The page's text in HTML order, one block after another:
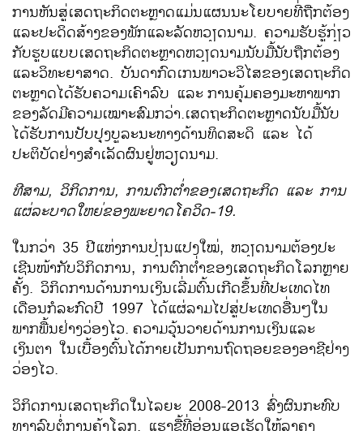
ການ​ຫັນ​ສູ່​ເສ​ດຖະກິດ​ຕະຫຼາດ​ແມ່ນ​ແຜນ​ນະ​ໂຍບາຍ​ທີ່​ຖືກຕ້ອງ
​ແລະ​ປະດິດ​ສ້າງ​ຂອງ​ພັກ​ແລະ​ລັດ​ຫວຽດນາມ. ຄວາມ​ຮັບ​ຮູ້​ກ່ຽວ​
ກັບ​ຮູບ​ແບບ​ເສດຖະກິດ​ຕະຫຼາດ​ຫວຽດນາມ​ນັບ​ມື້​ນັບຖື​ກຕ້ອງ​
ແລະ​ວິທະຍາສາດ. ບັນດາ​ກົດ​ເກນພາວະ​ວິ​ໄສ​ຂອງ​​ເສດຖະກິດ​
ຕະຫຼາດ​ໄດ້​ຮັບ​ຄວາມ​ເຄົາລົບ ​ແລະການຄຸ້ມຄອງມະຫາພາກ
ຂອງລັດມີ​ຄວາມເໝາະສົມກວ່າ.​ເສດຖະກິດ​ຕະຫຼາດ​ນັບ​ມື້​ນັບ​
ໄດ້​ຮັບ​ການ​ປັບປຸງ​ບູລະນະ​ທາງ​ດ້ານ​ທິດ​ສະ​ດິ ​ແລະ ​ໄດ້​
ປະຕິບັດ​ຢ່າງ​ສຳ​ເລັດ​ຜົນ​ຢູ່​ຫວຽດນາມ.
ທີ​ສາມ, ວິ​ກິດ​ການ, ​ການຕົກຕ່ຳຂອງເສດຖະກິດ ​ແລະ ການ​
ແຜ່​ລະບາດ​ໃຫຍ່​ຂອງ​ພະຍາດ​ໂຄ​ວິດ-19.
​ໃນ​ກວ່າ 35 ປີ​ແຫ່ງ​ການ​ປ່ຽນ​ແປງ​ໃໝ່, ຫວຽດນາມຕ້ອງ​ປະ​
ເຊີນໜ້າ​ກັບວິ​ກິດ​ການ, ​ການຕົກຕ່ຳຂອງເສດຖະກິດ​ໂລກ​ຫຼາຍ​
ຄັ້ງ. ວິ​ກິດ​ການ​ດ້ານ​ການ​ເງິນ​ເລີ່​ມຕົ້ນ​ເກີດ​ຂຶ້ນ​ທີ່​ປະ​ເທດ​ໄທ​
ເດືອນ​ກໍລະກົດ​ປີ 1997 ​ໄດ້ແຜ່​ລາມ​ໄປ​ສູ່​ປະ​ເທດ​ອື່ນໆ​ໃນ​
ພາກ​ພື້ນ​ຢ່າງ​ວ່ອງ​ໄວ. ຄວາມ​ວຸ້ນວາຍ​ດ້ານ​ການ​ເງິນ​ແລະ​
ເງິນຕາ ​ໃນ​ເບື້ອງ​ຕົ້ນ​ໄດ້​ກາຍ​ເປັນ​ການ​ຖົດ​ຖອຍ​ຂອງ​ອາຊີ​ຢ່າງ​
ວ່ອງ​ໄວ.
ວິ​ກິດ​ການ​ເສດ​ຖະ​ກິດ​ໃນ​ໄລ​ຍະ 2008-2013 ສົ່ງ​ຜົນ​ກະ​ທົບ​
ທາງ​ລົບ​ຕໍ່​ການ​ຄ້າ​ໂລກ. ແຮງ​ຊື້​ທີ່​ອ່ອນ​ແອ​ເຮັດ​ໃຫ້​ລາຄາ​